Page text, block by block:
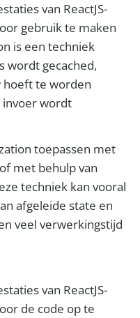
van ReactJS-
gebruik te maken
is een techniek
wordt gecached,
hoeft te worden
wordt
toepassen met
met behulp van
techniek kan vooral
afgeleide state en
veel verwerkingstijd
van ReactJS-
de code op te